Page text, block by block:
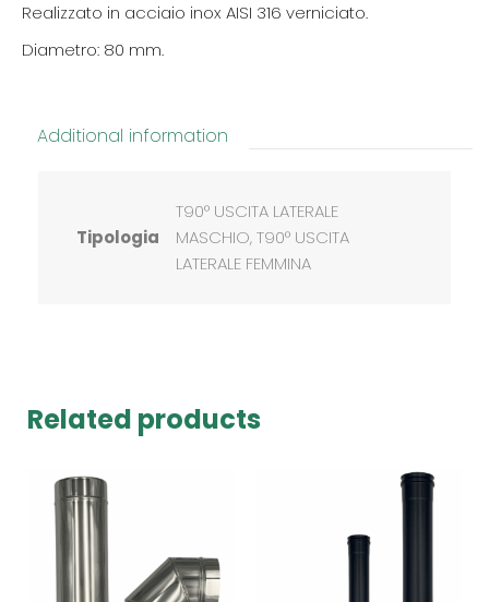
Realizzato in acciaio inox AISI 316 verniciato.
Diametro: 80 mm.
Additional information
Tipologia
T90° USCITA LATERALE
MASCHIO, T90° USCITA
LATERALE FEMMINA
Related products